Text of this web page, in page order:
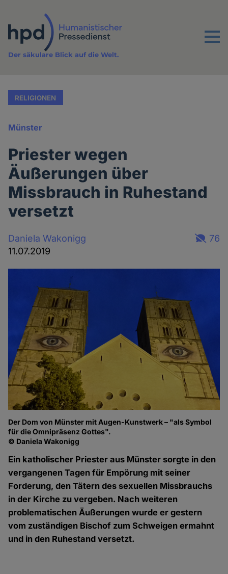
Inhalt
Menu
Der säkulare Blick auf die Welt.
RELIGIONEN
Münster
Priester wegen
Äußerungen über
Missbrauch in Ruhestand
versetzt
Daniela Wakonigg
11.07.2019
76
Der Dom von Münster mit Augen-Kunstwerk – "als Symbol
für die Omnipräsenz Gottes".
© Daniela Wakonigg
Ein katholischer Priester aus Münster sorgte in den
vergangenen Tagen für Empörung mit seiner
Forderung, den Tätern des sexuellen Missbrauchs
in der Kirche zu vergeben. Nach weiteren
problematischen Äußerungen wurde er gestern
vom zuständigen Bischof zum Schweigen ermahnt
und in den Ruhestand versetzt.